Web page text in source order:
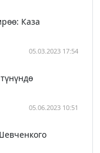
Каза
05.03.2023 17:54
05.06.2023 10:51